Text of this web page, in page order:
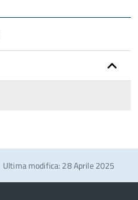
Ultima modifica: 28 Aprile 2025